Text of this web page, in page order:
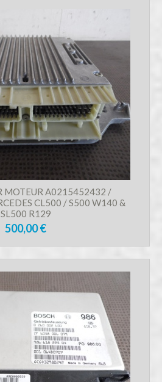
MOTEUR A0215452432 /
CL500 / S500 W140 &
SL500 R129
500,00 €